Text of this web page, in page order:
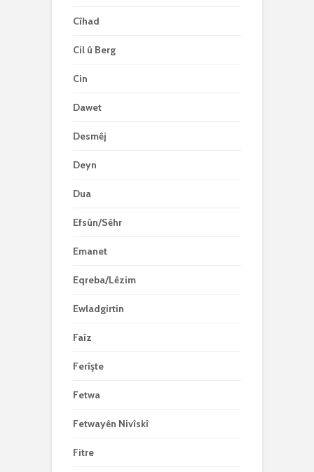
Cîhad
Cil û Berg
Cin
Dawet
Desmêj
Deyn
Dua
Efsûn/Sêhr
Emanet
Eqreba/Lêzim
Ewladgirtin
Faîz
Ferîşte
Fetwa
Fetwayên Nivîskî
Fitre